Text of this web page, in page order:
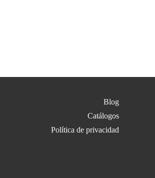
Blog
Catálogos
Política de privacidad